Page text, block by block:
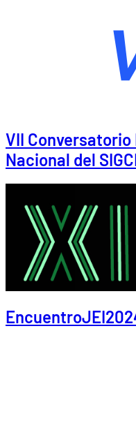
VII
Nacional del